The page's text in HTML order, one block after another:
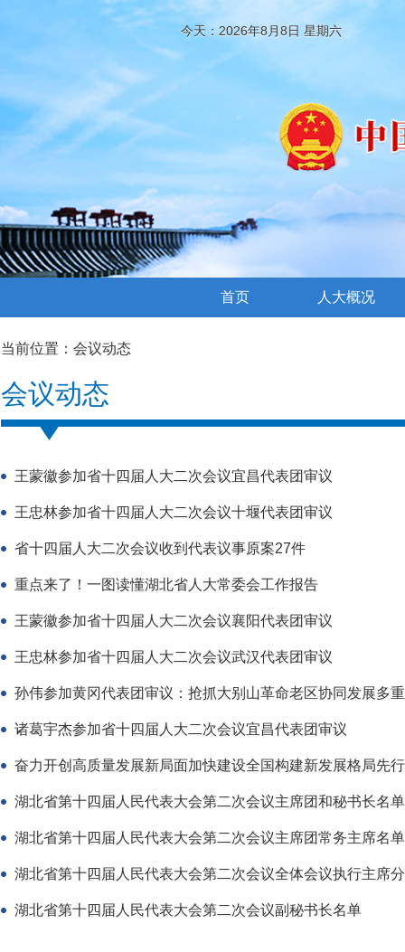
今天：2026年8月8日 星期六
首页 人大概况
当前位置： 会议动态
会议动态
王蒙徽参加省十四届人大二次会议宜昌代表团审议
王忠林参加省十四届人大二次会议十堰代表团审议
省十四届人大二次会议收到代表议事原案27件
重点来了！一图读懂湖北省人大常委会工作报告
王蒙徽参加省十四届人大二次会议襄阳代表团审议
王忠林参加省十四届人大二次会议武汉代表团审议
孙伟参加黄冈代表团审议：抢抓大别山革命老区协同发展多
诸葛宇杰参加省十四届人大二次会议宜昌代表团审议
奋力开创高质量发展新局面加快建设全国构建新发展格局先
湖北省第十四届人民代表大会第二次会议主席团和秘书长名单
湖北省第十四届人民代表大会第二次会议主席团常务主席名单
湖北省第十四届人民代表大会第二次会议全体会议执行主席
湖北省第十四届人民代表大会第二次会议副秘书长名单